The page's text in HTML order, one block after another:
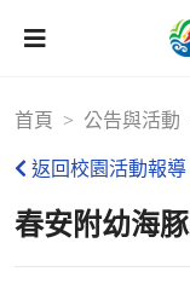
首頁 公告與活動
返回校園活動報導
春安附幼海